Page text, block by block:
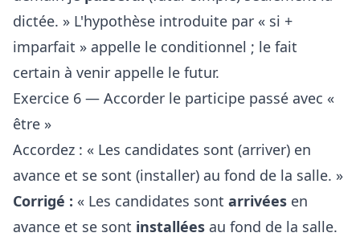
dictée. » L'hypothèse introduite par « si +
imparfait » appelle le conditionnel ; le fait
certain à venir appelle le futur.
Exercice 6 — Accorder le participe passé avec «
être »
Accordez : « Les candidates sont (arriver) en
avance et se sont (installer) au fond de la salle. »
Corrigé : « Les candidates sont arrivées en
avance et se sont installées au fond de la salle.